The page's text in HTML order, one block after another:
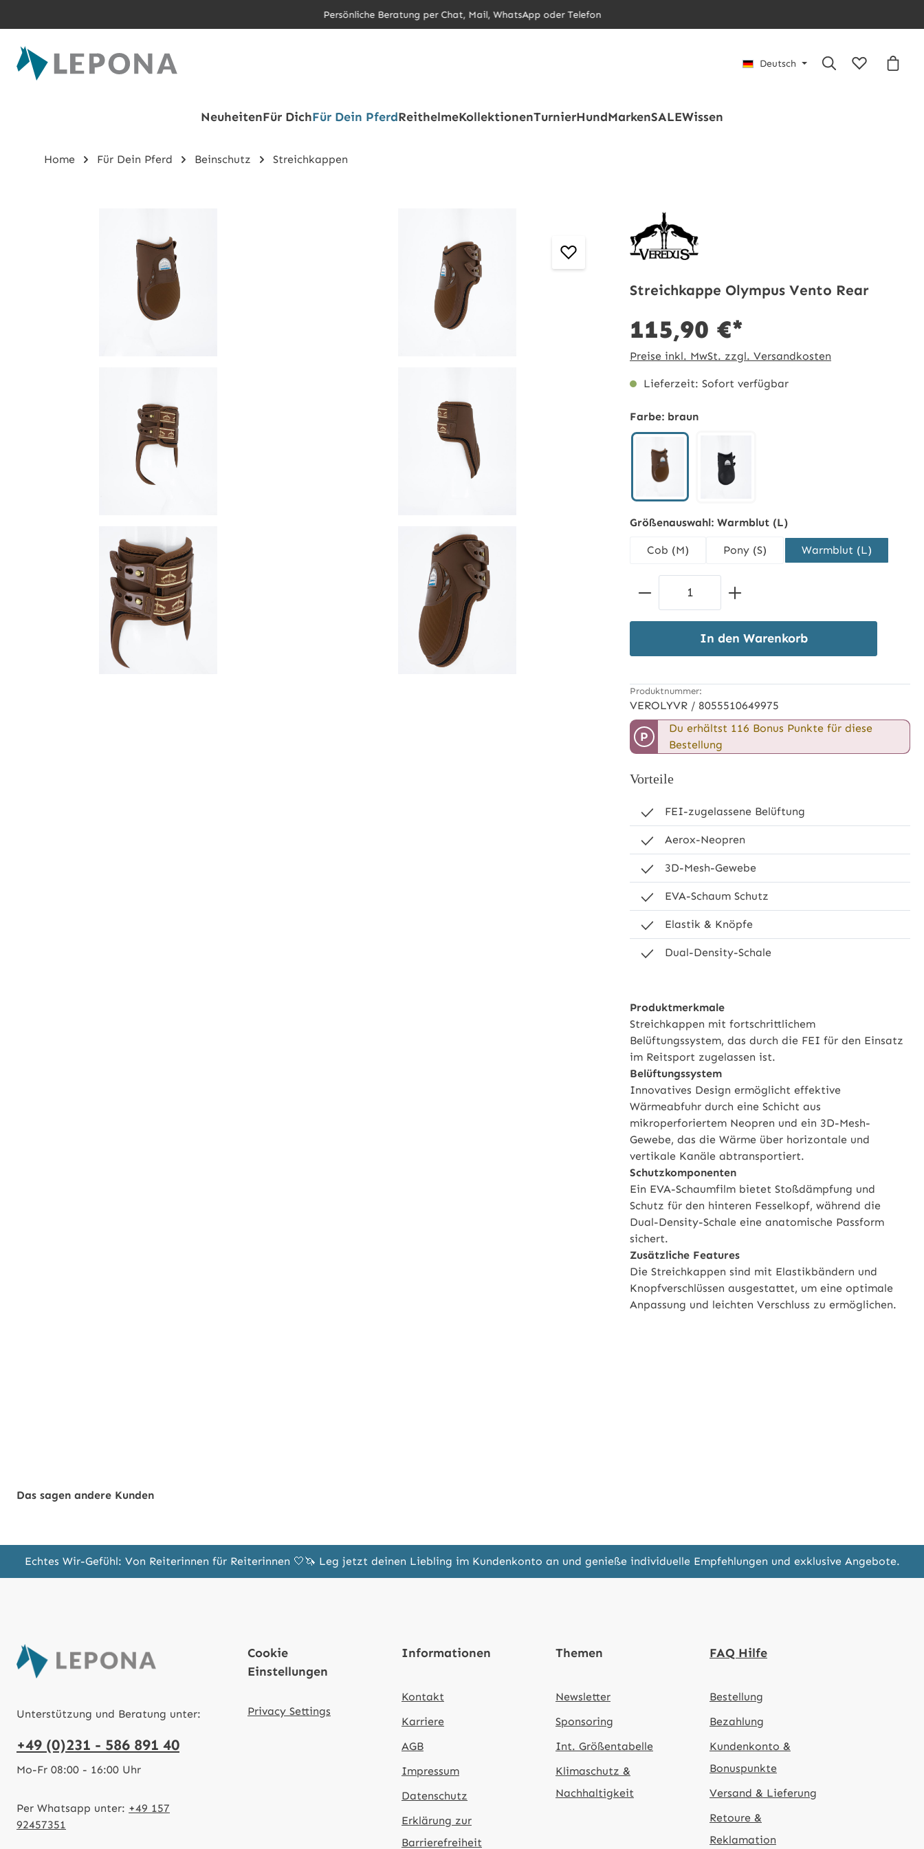
Persönliche Beratung per Chat, Mail, WhatsApp oder Telefon
Deutsch
Du hast 0
NeuheitenFür DichFür Dein PferdReithelmeKollektionenTurnierHundMarkenSALEWissen
Home Für Dein Pferd Beinschutz Streichkappen
Streichkappe Olympus Vento Rear
115,90 €*
Preise inkl. MwSt. zzgl. Versandkosten
Lieferzeit: Sofort verfügbar
Farbe: braun
Größenauswahl: Warmblut (L)
Cob (M) Pony (S) Warmblut (L)
Produkt Anzahl: Gib den
In den Warenkorb
Produktnummer:
VEROLYVR / 8055510649975
P
Du erhältst 116 Bonus Punkte für diese
Bestellung
Vorteile
FEI-zugelassene Belüftung
Aerox-Neopren
3D-Mesh-Gewebe
EVA-Schaum Schutz
Elastik & Knöpfe
Dual-Density-Schale
Produktmerkmale
Streichkappen mit fortschrittlichem
Belüftungssystem, das durch die FEI für den Einsatz
im Reitsport zugelassen ist.
Belüftungssystem
Innovatives Design ermöglicht effektive
Wärmeabfuhr durch eine Schicht aus
mikroperforiertem Neopren und ein 3D-Mesh-
Gewebe, das die Wärme über horizontale und
vertikale Kanäle abtransportiert.
Schutzkomponenten
Ein EVA-Schaumfilm bietet Stoßdämpfung und
Schutz für den hinteren Fesselkopf, während die
Dual-Density-Schale eine anatomische Passform
sichert.
Zusätzliche Features
Die Streichkappen sind mit Elastikbändern und
Knopfverschlüssen ausgestattet, um eine optimale
Anpassung und leichten Verschluss zu ermöglichen.
Das sagen andere Kunden
Echtes Wir-Gefühl: Von Reiterinnen für Reiterinnen 🤍🦄 Leg jetzt deinen Liebling im Kundenkonto an und genieße individuelle Empfehlungen und exklusive Angebote.
Unterstützung und Beratung unter:
+49 (0)231 - 586 891 40
Mo-Fr 08:00 - 16:00 Uhr
Per Whatsapp unter: +49 157
92457351
Cookie
Einstellungen
Privacy Settings
Informationen
Kontakt
Karriere
AGB
Impressum
Datenschutz
Erklärung zur
Barrierefreiheit
Themen
Newsletter
Sponsoring
Int. Größentabelle
Klimaschutz &
Nachhaltigkeit
FAQ Hilfe
Bestellung
Bezahlung
Kundenkonto &
Bonuspunkte
Versand & Lieferung
Retoure &
Reklamation